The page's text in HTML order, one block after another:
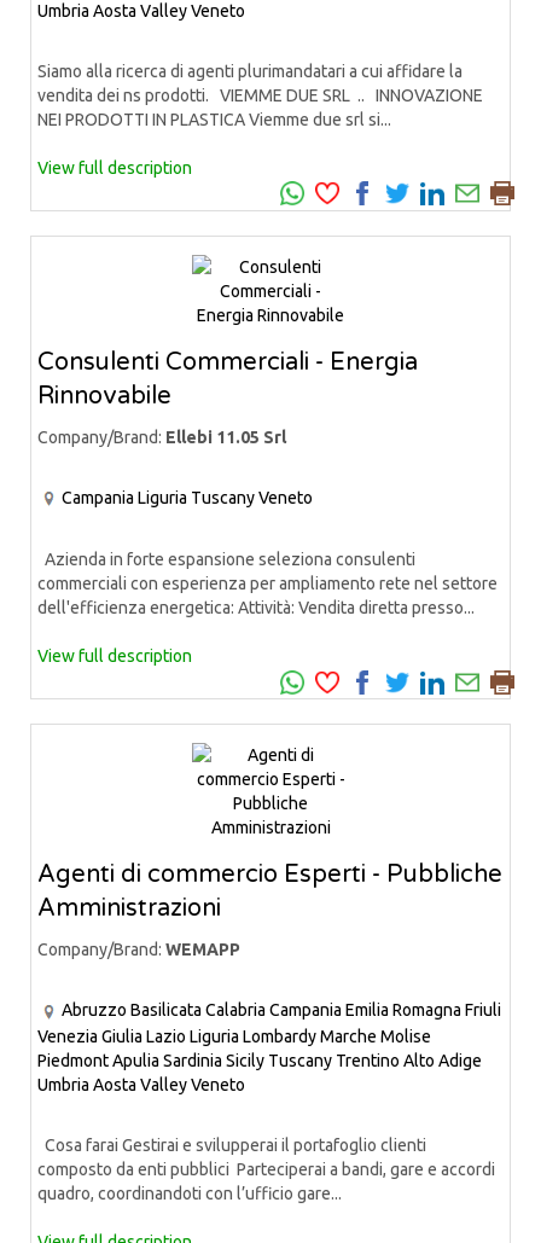
Umbria Aosta ValleyVeneto
Siamo alla ricerca di agenti plurimandatari a cui affidare la
vendita dei ns prodotti. VIEMME DUE SRL .. INNOVAZIONE
NEI PRODOTTI IN PLASTICA Viemme due srl si...
View full description
Consulenti Commerciali - Energia
Rinnovabile
Company/Brand: Ellebi 11.05 Srl
Campania Liguria TuscanyVeneto
Azienda in forte espansione seleziona consulenti
commerciali con esperienza per ampliamento rete nel settore
dell'efficienza energetica: Attività: Vendita diretta presso...
View full description
Agenti di commercio Esperti - Pubbliche
Amministrazioni
Company/Brand: WEMAPP
Abruzzo Basilicata Calabria Campania Emilia Romagna Friuli
Venezia Giulia Lazio Liguria LombardyMarche Molise
PiedmontApulia Sardinia Sicily Tuscany Trentino Alto Adige
Umbria Aosta ValleyVeneto
Cosa farai Gestirai e svilupperai il portafoglio clienti
composto da enti pubblici Parteciperai a bandi, gare e accordi
quadro, coordinandoti con l’ufficio gare...